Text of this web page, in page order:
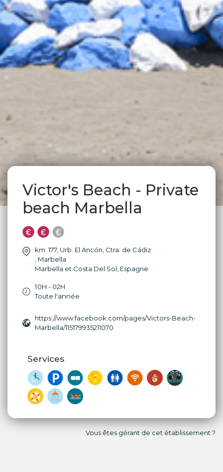
Victor's Beach - Private
beach Marbella
km. 177, Urb. El Ancón, Ctra. de Cádiz
Marbella
Marbella et Costa Del Sol Espagne
10H - 02H
Toute l'année
https://www.facebook.com/pages/Victors-Beach-
Marbella/115179935211070
Services
Vous êtes gérant de cet établissement ?